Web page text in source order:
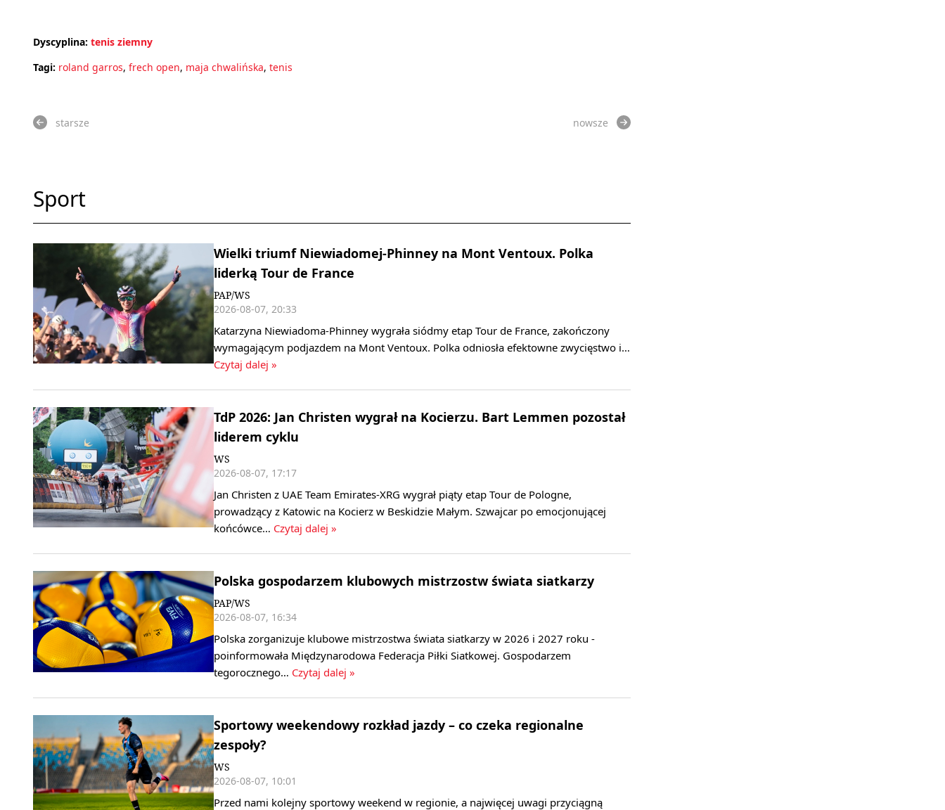
Dyscyplina: tenis ziemny
Tagi: roland garros, frech open, maja chwalińska, tenis
starsze nowsze
Sport
Wielki triumf Niewiadomej-Phinney na Mont Ventoux. Polka
liderką Tour de France
PAP/WS
2026-08-07, 20:33
Katarzyna Niewiadoma-Phinney wygrała siódmy etap Tour de France, zakończony
wymagającym podjazdem na Mont Ventoux. Polka odniosła efektowne zwycięstwo i…
Czytaj dalej »
TdP 2026: Jan Christen wygrał na Kocierzu. Bart Lemmen pozostał
liderem cyklu
WS
2026-08-07, 17:17
Jan Christen z UAE Team Emirates-XRG wygrał piąty etap Tour de Pologne,
prowadzący z Katowic na Kocierz w Beskidzie Małym. Szwajcar po emocjonującej
końcówce… Czytaj dalej »
Polska gospodarzem klubowych mistrzostw świata siatkarzy
PAP/WS
2026-08-07, 16:34
Polska zorganizuje klubowe mistrzostwa świata siatkarzy w 2026 i 2027 roku -
poinformowała Międzynarodowa Federacja Piłki Siatkowej. Gospodarzem
tegorocznego… Czytaj dalej »
Sportowy weekendowy rozkład jazdy – co czeka regionalne
zespoły?
WS
2026-08-07, 10:01
Przed nami kolejny sportowy weekend w regionie, a najwięcej uwagi przyciągną